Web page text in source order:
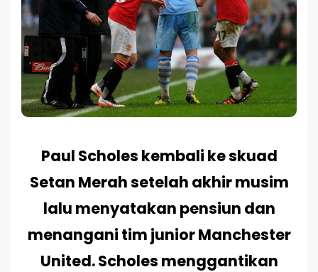
Paul Scholes kembali ke skuad
Setan Merah setelah akhir musim
lalu menyatakan pensiun dan
menangani tim junior Manchester
United. Scholes menggantikan